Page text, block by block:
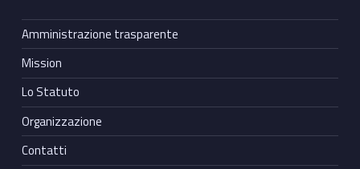
Amministrazione trasparente
Mission
Lo Statuto
Organizzazione
Contatti